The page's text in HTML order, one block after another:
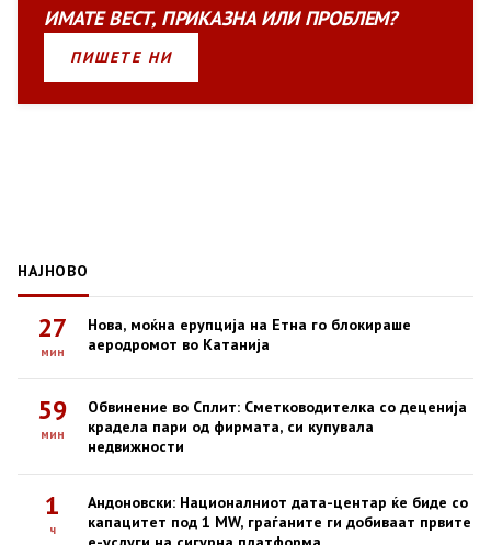
ИМАТЕВЕСТ, ПРИКАЗНАИЛИПРОБЛЕМ?
ПИШЕТЕ НИ
НАЈНОВО
27
мин
Нова, моќна ерупција на Етна го блокираше
аеродромот во Катанија
59
мин
Обвинение во Сплит: Сметководителка со деценија
крадела пари од фирмата, си купувала
недвижности
1
ч
Андоновски: Националниот дата-центар ќе биде со
капацитет под 1 MW, граѓаните ги добиваат првите